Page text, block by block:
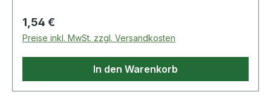
Regulärer Preis:
1,54 €
Preise inkl. MwSt. zzgl. Versandkosten
In den Warenkorb